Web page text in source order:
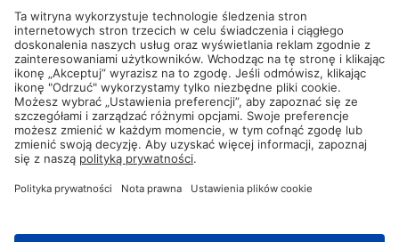
Kontakt
Newsletter
Ogólne warunki i dostawy
Wytyczne i zobowiązania
Media społecznościowe